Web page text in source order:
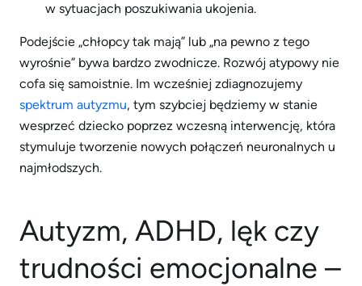
w sytuacjach poszukiwania ukojenia.
Podejście „chłopcy tak mają” lub „na pewno z tego
wyrośnie” bywa bardzo zwodnicze. Rozwój atypowy nie
cofa się samoistnie. Im wcześniej zdiagnozujemy
spektrum autyzmu, tym szybciej będziemy w stanie
wesprzeć dziecko poprzez wczesną interwencję, która
stymuluje tworzenie nowych połączeń neuronalnych u
najmłodszych.
Autyzm, ADHD, lęk czy
trudności emocjonalne –